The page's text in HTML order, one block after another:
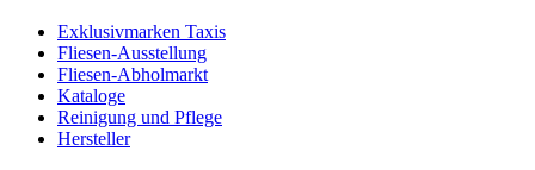
Exklusivmarken Taxis
Fliesen-Ausstellung
Fliesen-Abholmarkt
Kataloge
Reinigung und Pflege
Hersteller